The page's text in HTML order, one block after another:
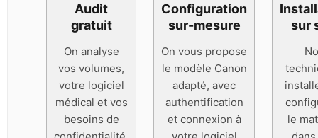
Audit
gratuit
On analyse
vos volumes,
votre logiciel
médical et vos
besoins de
Configuration
sur-mesure
On vous propose
le modèle Canon
adapté, avec
authentification
et connexion à
sur
le